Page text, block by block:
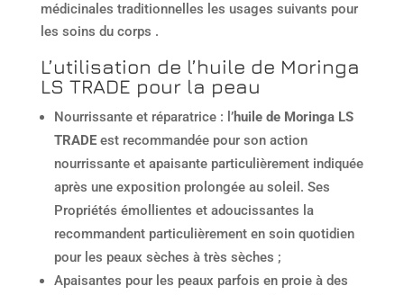
médicinales traditionnelles les usages suivants pour
les soins du corps .
L’utilisation de l’huile de Moringa
LS TRADE pour la peau
Nourrissante et réparatrice : l’huile de Moringa LS
TRADEest recommandée pour son action
nourrissante et apaisante particulièrement indiquée
après une exposition prolongée au soleil. Ses
Propriétés émollientes et adoucissantes la
recommandent particulièrement en soin quotidien
pour les peaux sèches à très sèches ;
Apaisantes pour les peaux parfois en proie à des